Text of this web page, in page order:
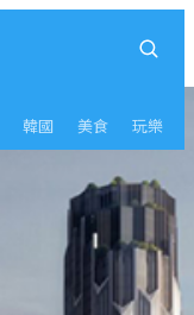
韓國 美食 玩樂